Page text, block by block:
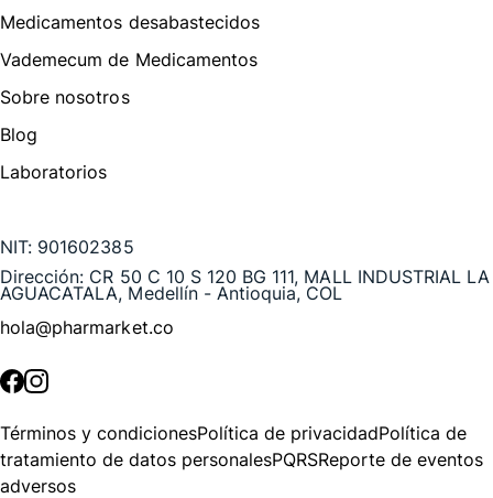
Medicamentos desabastecidos
Vademecum de Medicamentos
Sobre nosotros
Blog
Laboratorios
NIT: 901602385
Dirección: CR 50 C 10 S 120 BG 111, MALL INDUSTRIAL LA
AGUACATALA, Medellín - Antioquia, COL
hola@pharmarket.co
Términos y condicionesPolítica de privacidadPolítica de
tratamiento de datos personalesPQRSReporte de eventos
adversos